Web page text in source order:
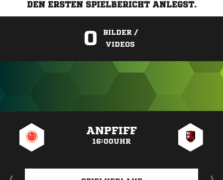
DEN ERSTEN SPIELBERICHT ANLEGST.
0
BILDER /
VIDEOS
ANPFIFF
16:00UHR